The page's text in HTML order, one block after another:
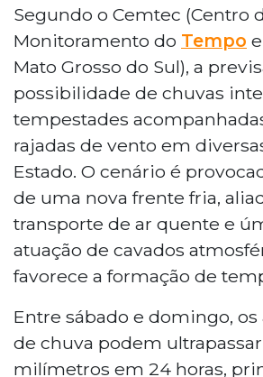
climática neste domingo,
de chuvas intensas,
raios e rajadas de vento.
CEMTEC, uma frente fria
acumulados acima de 40
horas nas regiões centro-
leste. Ventos entre 40 e 60
esperados. A partir de
temperaturas podem cair
e 10°C no sul do Estado.
Segundo o Cemtec (Centro
Monitoramento do Tempo
Mato Grosso do Sul), a
possibilidade de chuvas
tempestades
rajadas de vento em
Estado. O cenário é
de uma nova frente fria,
transporte de ar quente e
atuação de cavados
favorece a formação de
Entre sábado e domingo,
de chuva podem
milímetros em 24 horas,